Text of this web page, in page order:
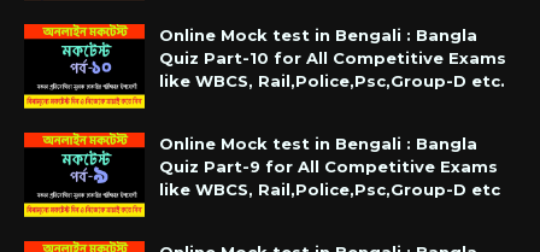
Online Mock test in Bengali : Bangla
Quiz Part-10 for All Competitive Exams
like WBCS, Rail,Police,Psc,Group-D etc.
Online Mock test in Bengali : Bangla
Quiz Part-9 for All Competitive Exams
like WBCS, Rail,Police,Psc,Group-D etc